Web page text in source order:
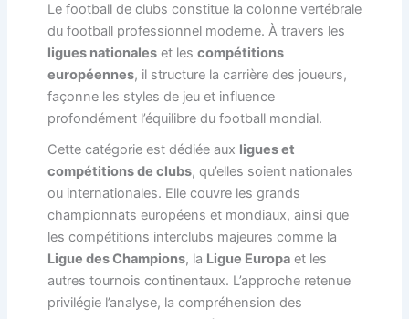
Le football de clubs constitue la colonne vertébrale
du football professionnel moderne. À travers les
ligues nationaleset les compétitions
européennes, il structure la carrière des joueurs,
façonne les styles de jeu et influence
profondément l’équilibre du football mondial.
Cette catégorie est dédiée aux ligues et
compétitions de clubs, qu’elles soient nationales
ou internationales. Elle couvre les grands
championnats européens et mondiaux, ainsi que
les compétitions interclubs majeures comme la
Ligue des Champions, la Ligue Europaet les
autres tournois continentaux. L’approche retenue
privilégie l’analyse, la compréhension des